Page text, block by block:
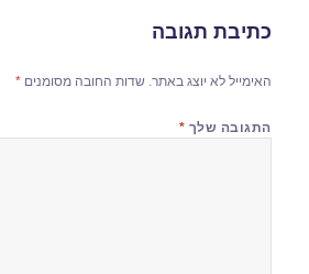
כתיבת תגובה
האימייל לא יוצג באתר. שדות החובה מסומנים*
התגובה שלך *